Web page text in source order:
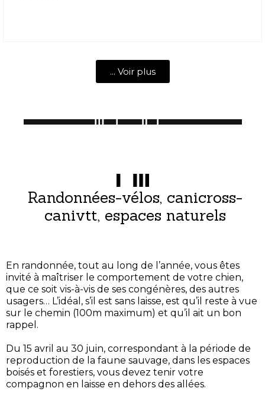
... Voir plus
Randonnées-vélos, canicross-
canivtt, espaces naturels
En randonnée, tout au long de l’année, vous êtes
invité à maîtriser le comportement de votre chien,
que ce soit vis-à-vis de ses congénères, des autres
usagers… L’idéal, s’il est sans laisse, est qu’il reste à vue
sur le chemin (100m maximum) et qu’il ait un bon
rappel.
Du 15 avril au 30 juin, correspondant à la période de
reproduction de la faune sauvage, dans les espaces
boisés et forestiers, vous devez tenir votre
compagnon en laisse en dehors des allées.